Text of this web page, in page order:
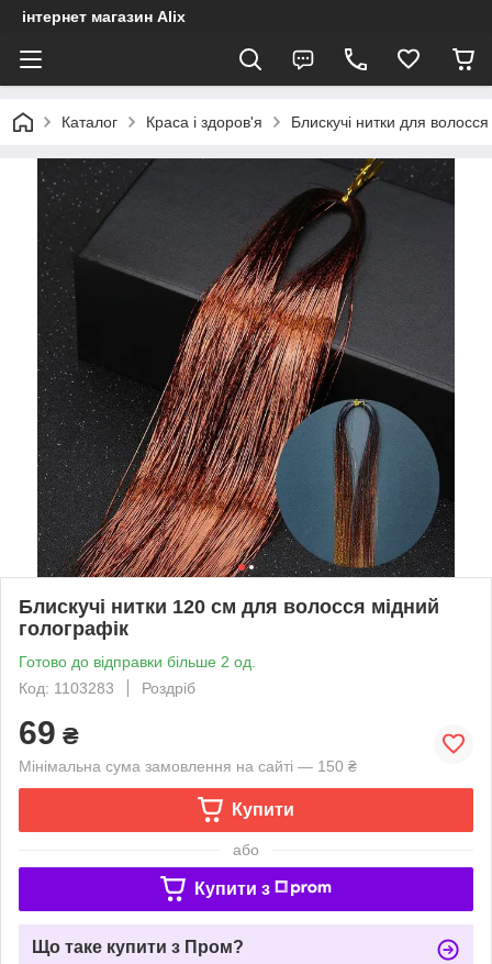
інтернет магазин Alix
Каталог Краса і здоров'я Блискучі нитки для волосся
Блискучі нитки 120 см для волосся мідний
голографік
Готово до відправки більше 2 од.
Код: 1103283
Роздріб
69 ₴
Мінімальна сума замовлення на сайті — 150 ₴
Купити
або
Купити з
Що таке купити з Пром?